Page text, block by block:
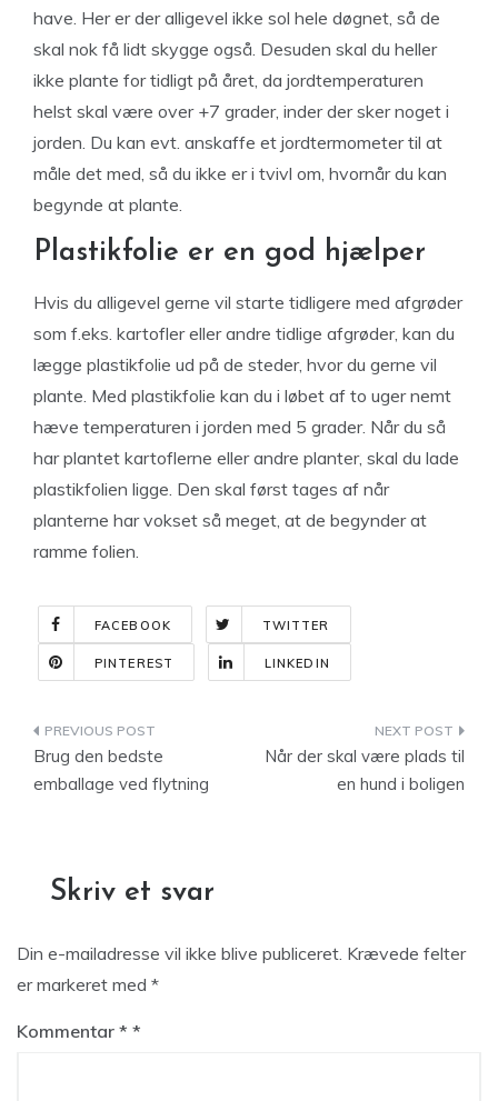
have. Her er der alligevel ikke sol hele døgnet, så de
skal nok få lidt skygge også. Desuden skal du heller
ikke plante for tidligt på året, da jordtemperaturen
helst skal være over +7 grader, inder der sker noget i
jorden. Du kan evt. anskaffe et jordtermometer til at
måle det med, så du ikke er i tvivl om, hvornår du kan
begynde at plante.
Plastikfolie er en god hjælper
Hvis du alligevel gerne vil starte tidligere med afgrøder
som f.eks. kartofler eller andre tidlige afgrøder, kan du
lægge plastikfolie ud på de steder, hvor du gerne vil
plante. Med plastikfolie kan du i løbet af to uger nemt
hæve temperaturen i jorden med 5 grader. Når du så
har plantet kartoflerne eller andre planter, skal du lade
plastikfolien ligge. Den skal først tages af når
planterne har vokset så meget, at de begynder at
ramme folien.
FACEBOOK TWITTER
PINTEREST LINKEDIN
Indlægsnavigation
Brug den bedste
emballage ved flytning
Når der skal være plads til
en hund i boligen
Skriv et svar
Din e-mailadresse vil ikke blive publiceret. Krævede felter
er markeret med *
Kommentar *